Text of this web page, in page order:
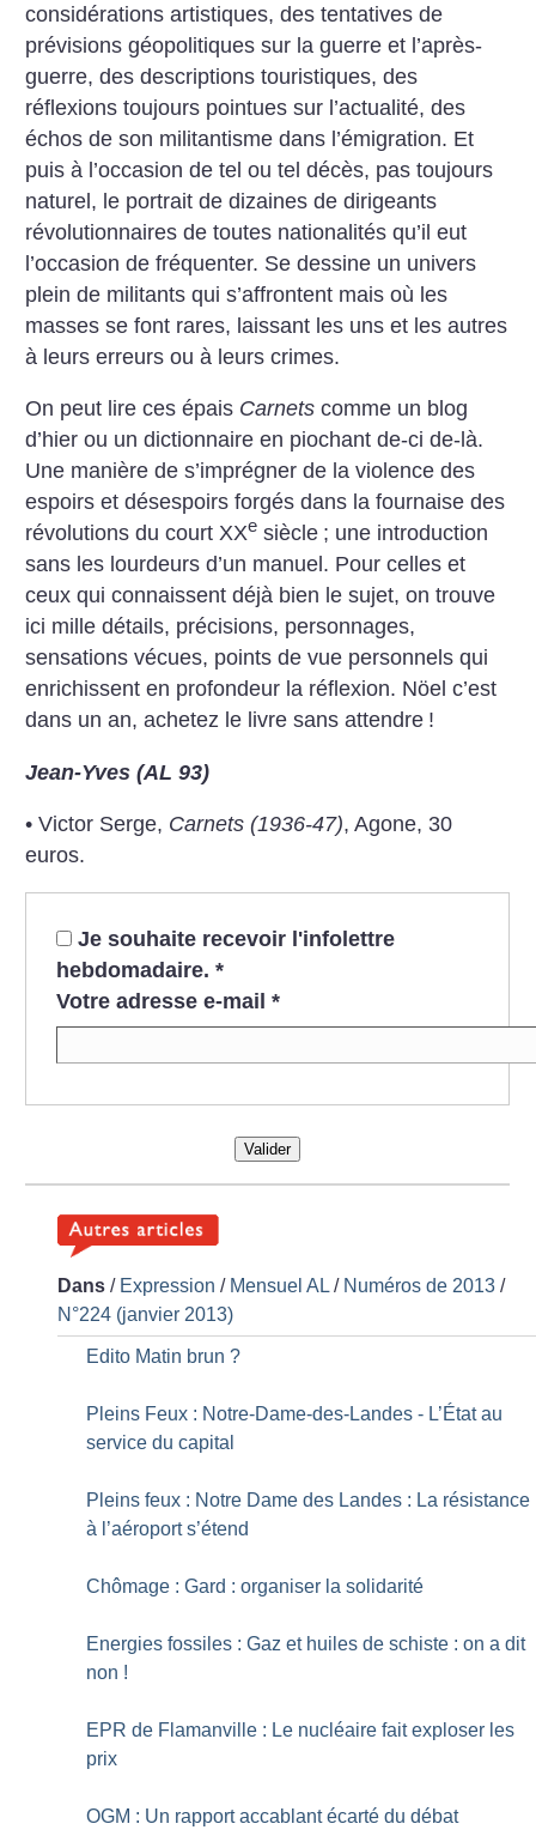
considérations artistiques, des tentatives de
prévisions géopolitiques sur la guerre et l’après-
guerre, des descriptions touristiques, des
réflexions toujours pointues sur l’actualité, des
échos de son militantisme dans l’émigration. Et
puis à l’occasion de tel ou tel décès, pas toujours
naturel, le portrait de dizaines de dirigeants
révolutionnaires de toutes nationalités qu’il eut
l’occasion de fréquenter. Se dessine un univers
plein de militants qui s’affrontent mais où les
masses se font rares, laissant les uns et les autres
à leurs erreurs ou à leurs crimes.
On peut lire ces épais Carnets comme un blog
d’hier ou un dictionnaire en piochant de-ci de-là.
Une manière de s’imprégner de la violence des
espoirs et désespoirs forgés dans la fournaise des
révolutions du court XXe siècle ; une introduction
sans les lourdeurs d’un manuel. Pour celles et
ceux qui connaissent déjà bien le sujet, on trouve
ici mille détails, précisions, personnages,
sensations vécues, points de vue personnels qui
enrichissent en profondeur la réflexion. Nöel c’est
dans un an, achetez le livre sans attendre !
Jean-Yves (AL 93)
• Victor Serge, Carnets (1936-47), Agone, 30
euros.
Je souhaite recevoir l'infolettre
hebdomadaire. *
Votre adresse e-mail *
Valider
Dans / Expression / Mensuel AL / Numéros de 2013 /
N°224 (janvier 2013)
Edito Matin brun ?
Pleins Feux : Notre-Dame-des-Landes - L’État au
service du capital
Pleins feux : Notre Dame des Landes : La résistance
à l’aéroport s’étend
Chômage : Gard : organiser la solidarité
Energies fossiles : Gaz et huiles de schiste : on a dit
non !
EPR de Flamanville : Le nucléaire fait exploser les
prix
OGM : Un rapport accablant écarté du débat